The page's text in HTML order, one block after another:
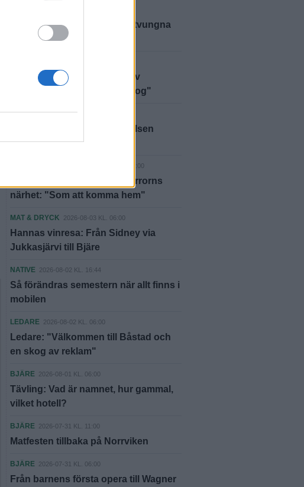
"Det fanns inga alternativ – tvungna
att sälja"
Ridklubben polisanmäld – av
medlemmarna: "Vi har fått nog"
BÅSTAD 2026-08-04 KL. 10:56
Ridskolan läggs ned – styrelsen
skyller på kommunen
2026-08-04 KL. 06:00
Till Bjäre igen efter ett liv i terrorns
närhet: "Som att komma hem"
MAT & DRYCK 2026-08-03 KL. 06:00
Hannas vinresa: Från Sidney via
Jukkasjärvi till Bjäre
NATIVE 2026-08-02 KL. 16:44
Så förändras semestern när allt finns i
mobilen
LEDARE 2026-08-02 KL. 06:00
Ledare: "Välkommen till Båstad och
en skog av reklam"
BJÄRE 2026-08-01 KL. 06:00
Tävling: Vad är namnet, hur gammal,
vilket hotell?
BJÄRE 2026-07-31 KL. 11:00
Matfesten tillbaka på Norrviken
BJÄRE 2026-07-31 KL. 06:00
Från barnens första opera till Wagner